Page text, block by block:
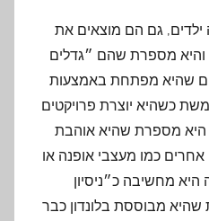
ילדים, גם הם מוצאים את
מספרת שהם ״גדלים
שהיא מפתחת באמצעות
כשהיא יוצרת פרויקטים
מספרת שהיא אוהבת
כמו מעצבי אופנה או
מחשיבה כ״ניסיון
מבוססת בלונדון כבר